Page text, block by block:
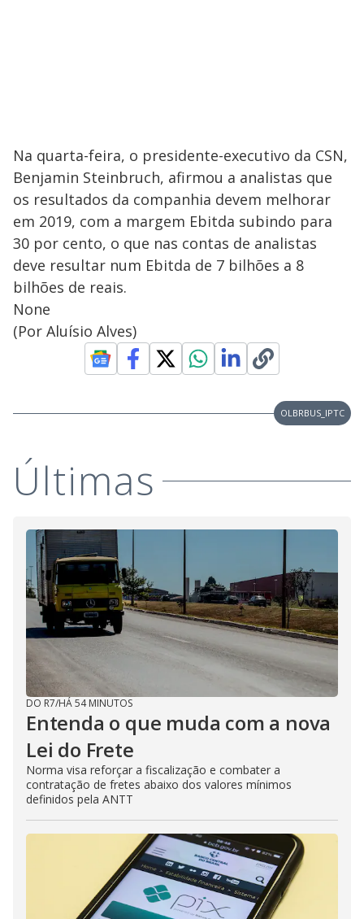
Na quarta-feira, o presidente-executivo da CSN,
Benjamin Steinbruch, afirmou a analistas que
os resultados da companhia devem melhorar
em 2019, com a margem Ebitda subindo para
30 por cento, o que nas contas de analistas
deve resultar num Ebitda de 7 bilhões a 8
bilhões de reais.
None
(Por Aluísio Alves)
OLBRBUS_IPTC
Últimas
DO R7/HÁ 54 MINUTOS
Entenda o que muda com a nova
Lei do Frete
Norma visa reforçar a fiscalização e combater a
contratação de fretes abaixo dos valores mínimos
definidos pela ANTT